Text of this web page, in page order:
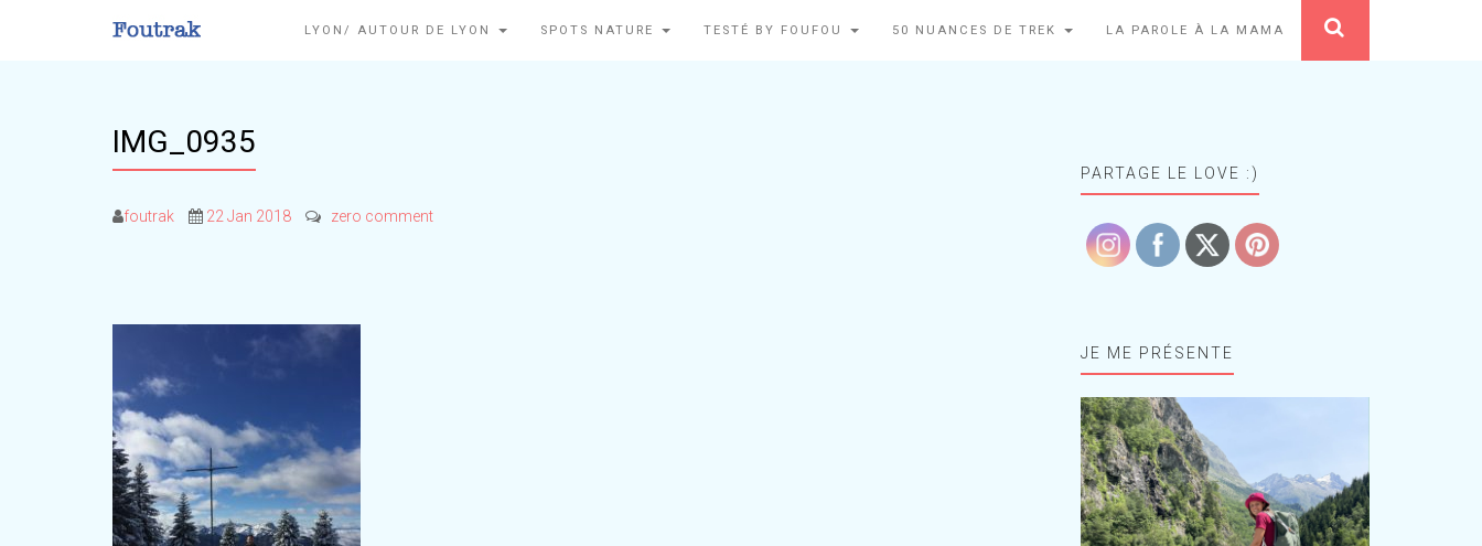
LYON/ AUTOUR DE LYON SPOTS NATURE TESTÉ BY FOUFOU 50 NUANCES DE TREK LA PAROLE À LA MAMA
IMG_0935
foutrak 22 Jan 2018 zero comment
PARTAGE LE LOVE :)
JE ME PRÉSENTE